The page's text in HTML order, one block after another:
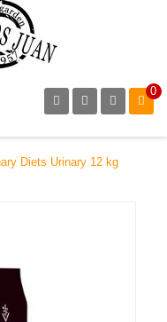
0
Diets Urinary 12 kg